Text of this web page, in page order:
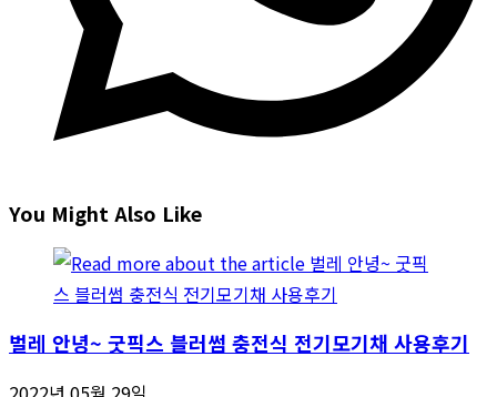
You Might Also Like
벌레 안녕~ 굿픽스 블러썸 충전식 전기모기채 사용후기